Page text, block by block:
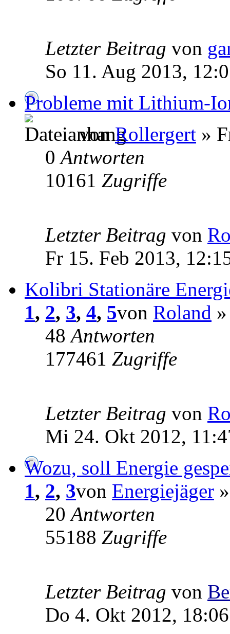
Letzter Beitrag von
So 11. Aug 2013,
Probleme mit Lithium-
vonRollergert »
0Antworten
10161 Zugriffe
Letzter Beitrag von
Fr 15. Feb 2013,
Kolibri Stationäre
1, 2, 3, 4, 5von Roland
48Antworten
177461 Zugriffe
Letzter Beitrag von
Mi 24. Okt 2012,
Wozu, soll Energie
1, 2, 3von Energiejäger
20Antworten
55188 Zugriffe
Letzter Beitrag von
Do 4. Okt 2012, 18:06